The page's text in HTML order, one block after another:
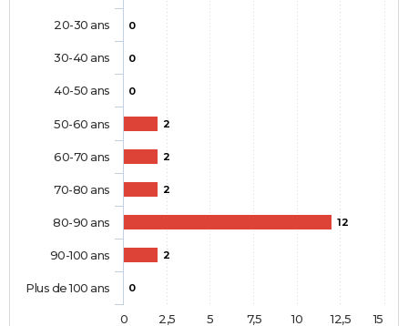
0
0
0
2
2
2
12
2
0
20-30 ans
30-40 ans
40-50 ans
50-60 ans
60-70 ans
70-80 ans
80-90 ans
90-100 ans
Plus de 100 ans
0 2,5 5 7,5 10 12,5 15